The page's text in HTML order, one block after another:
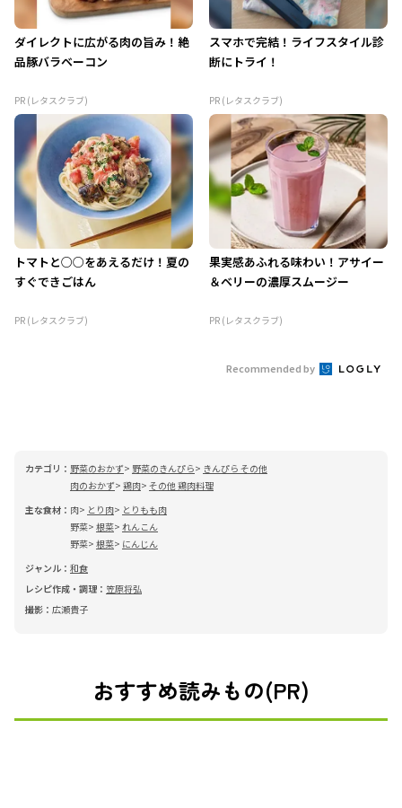
ダイレクトに広がる肉の旨み！絶
品豚バラベーコン
PR (レタスクラブ)
スマホで完結！ライフスタイル診
断にトライ！
PR (レタスクラブ)
トマトと○○をあえるだけ！夏の
すぐできごはん
PR (レタスクラブ)
果実感あふれる味わい！アサイー
＆ベリーの濃厚スムージー
PR (レタスクラブ)
Recommended by
カテゴリ： 野菜のおかず 野菜のきんぴら
きんぴら その他
肉のおかず 鶏肉 その他 鶏肉料理
主な食材： 肉 とり肉
とりもも肉
野菜 根菜 れんこん
野菜 根菜
にんじん
ジャンル： 和食
レシピ作成・調理： 笠原将弘
撮影： 広瀬貴子
おすすめ読みもの(PR)